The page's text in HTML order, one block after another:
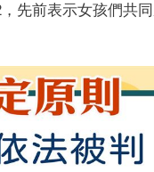
先前表示女孩們共